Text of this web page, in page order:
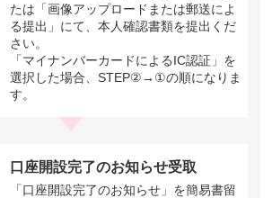
たは「画像アップロードまたは郵送によ
る提出」にて、本人確認書類を提出くだ
さい。
「マイナンバーカードによるIC認証」を
選択した場合、STEP②→①の順になりま
す。
口座開設完了のお知らせ受取
「口座開設完了のお知らせ」を簡易書留